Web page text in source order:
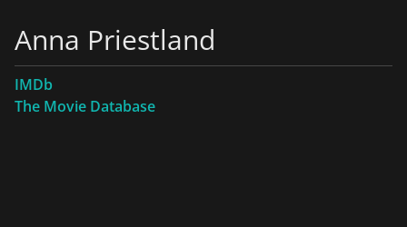
Anna Priestland
IMDb
The Movie Database